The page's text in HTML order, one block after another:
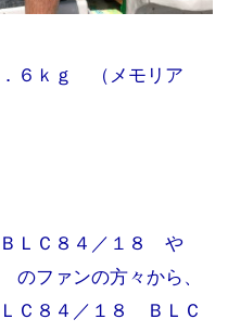
６ｋｇ （メモリア
ＬＣ８４／１８ や
ファンの方々から、
Ｃ８４／１８ ＢＬＣ